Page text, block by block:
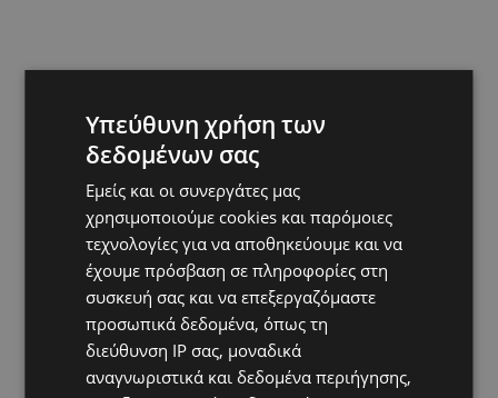
Υπεύθυνη χρήση των
δεδομένων σας
Εμείς και οι συνεργάτες μας
χρησιμοποιούμε cookies και παρόμοιες
τεχνολογίες για να αποθηκεύουμε και να
έχουμε πρόσβαση σε πληροφορίες στη
συσκευή σας και να επεξεργαζόμαστε
προσωπικά δεδομένα, όπως τη
διεύθυνση IP σας, μοναδικά
αναγνωριστικά και δεδομένα περιήγησης,